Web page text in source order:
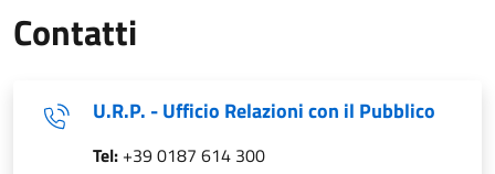
Contatti
U.R.P. - Ufficio Relazioni con il Pubblico
Tel: +39 0187 614 300